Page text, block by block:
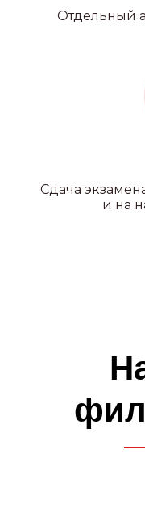
Отдельный
Сдача
и на
СВОИ
Никаких
оплата
и первые
входят в
комиссии